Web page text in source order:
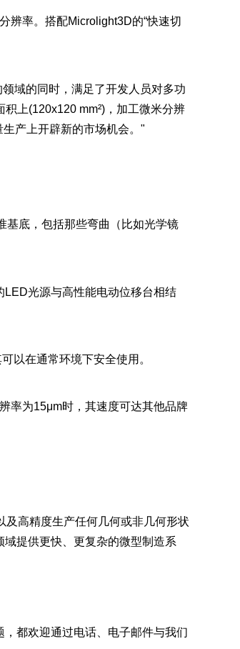
辨率。搭配Microlight3D的“快速切
域的同时，满足了开发人员对多功
上(120x120 mm²)，加工微米分辨
产上开辟新的市场机会。"
基底，包括那些弯曲（比如光学镜
光源与高性能电动位移台相结
以在通常环境下安全使用。
率为15μm时，其速度可达其他品牌
高精度生产任何几何或非几何形状
提供更快、更复杂的微型制造系
都欢迎通过电话、电子邮件与我们